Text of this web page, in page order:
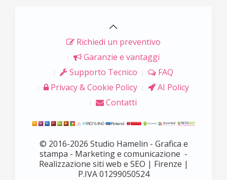
Richiedi un preventivo
Garanzie e vantaggi
Supporto Tecnico
FAQ
Privacy & Cookie Policy
AI Policy
Contatti
© 2016-2026 Studio Hamelin - Grafica e
stampa - Marketing e comunicazione -
Realizzazione siti web e SEO | Firenze |
P.IVA 01299050524